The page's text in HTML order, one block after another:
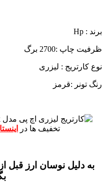
برند : Hp
ظرفیت چاپ :2700 برگ
نوع کارتریج : لیزری
رنگ تونر :قرمز
تخفیف ها در
به دلیل نوسان ارز قبل از